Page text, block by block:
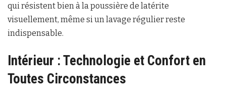
qui résistent bien à la poussière de latérite
visuellement, même si un lavage régulier reste
indispensable.
Intérieur : Technologie et Confort en
Toutes Circonstances